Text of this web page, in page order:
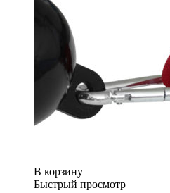
В корзину
Быстрый просмотр